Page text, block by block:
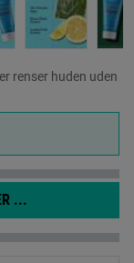
renser huden uden
...